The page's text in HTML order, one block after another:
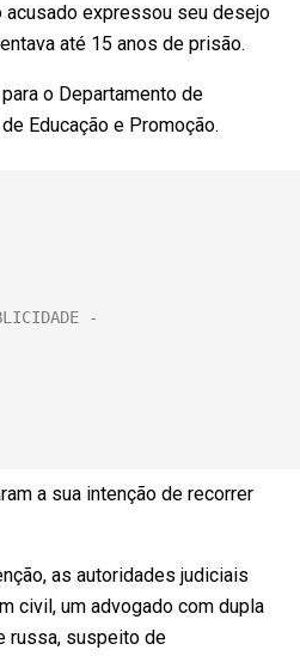
expressou seu desejo
até 15 anos de prisão.
o Departamento de
Educação e Promoção.
a sua intenção de recorrer
as autoridades judiciais
civil, um advogado com dupla
russa, suspeito de